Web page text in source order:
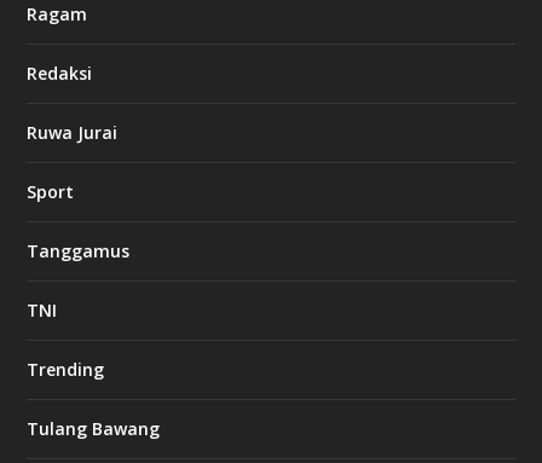
Ragam
Redaksi
Ruwa Jurai
Sport
Tanggamus
TNI
Trending
Tulang Bawang